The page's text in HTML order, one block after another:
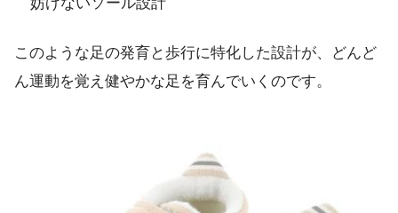
このような足の発育と歩行に特化した設計が、どんど
ん運動を覚え健やかな足を育んでいくのです。